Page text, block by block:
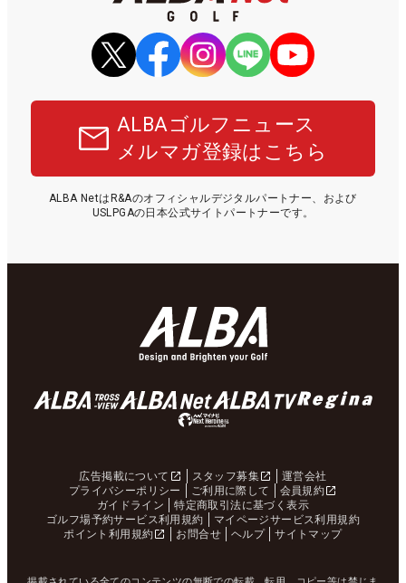
ALBAゴルフニュース
メルマガ登録はこちら
ALBA NetはR&Aのオフィシャルデジタルパートナー、および
USLPGAの日本公式サイトパートナーです。
広告掲載について スタッフ募集
運営会社
プライバシーポリシー
ご利用に際して
会員規約
ガイドライン
特定商取引法に基づく表示
ゴルフ場予約サービス利用規約
マイページサービス利用規約
ポイント利用規約
お問合せ ヘルプ サイトマップ